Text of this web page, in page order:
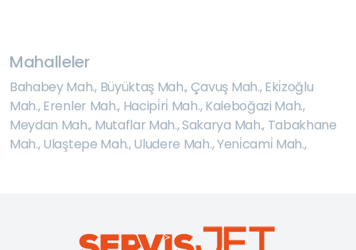
Mahalleler
Bahabey Mah., Büyüktaş Mah.,Çavuş Mah.,Eki̇zoğlu
Mah.,Erenler Mah., Hacipi̇ri̇ Mah.,Kaleboğazi Mah.,
Meydan Mah., Mutaflar Mah.,Sakarya Mah., Tabakhane
Mah.,Ulaştepe Mah.,Uludere Mah.,Yeni̇cami̇ Mah.,